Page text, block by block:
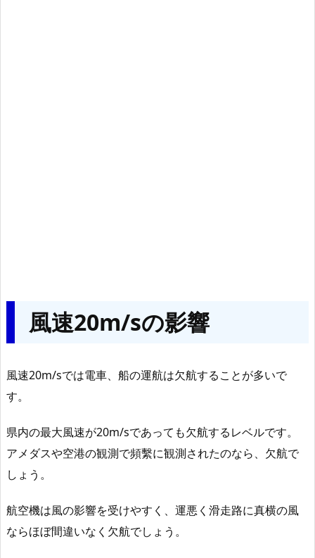
風速20m/sの影響
風速20m/sでは電車、船の運航は欠航することが多いで
す。
県内の最大風速が20m/sであっても欠航するレベルです。
アメダスや空港の観測で頻繫に観測されたのなら、欠航で
しょう。
航空機は風の影響を受けやすく、運悪く滑走路に真横の風
ならほぼ間違いなく欠航でしょう。